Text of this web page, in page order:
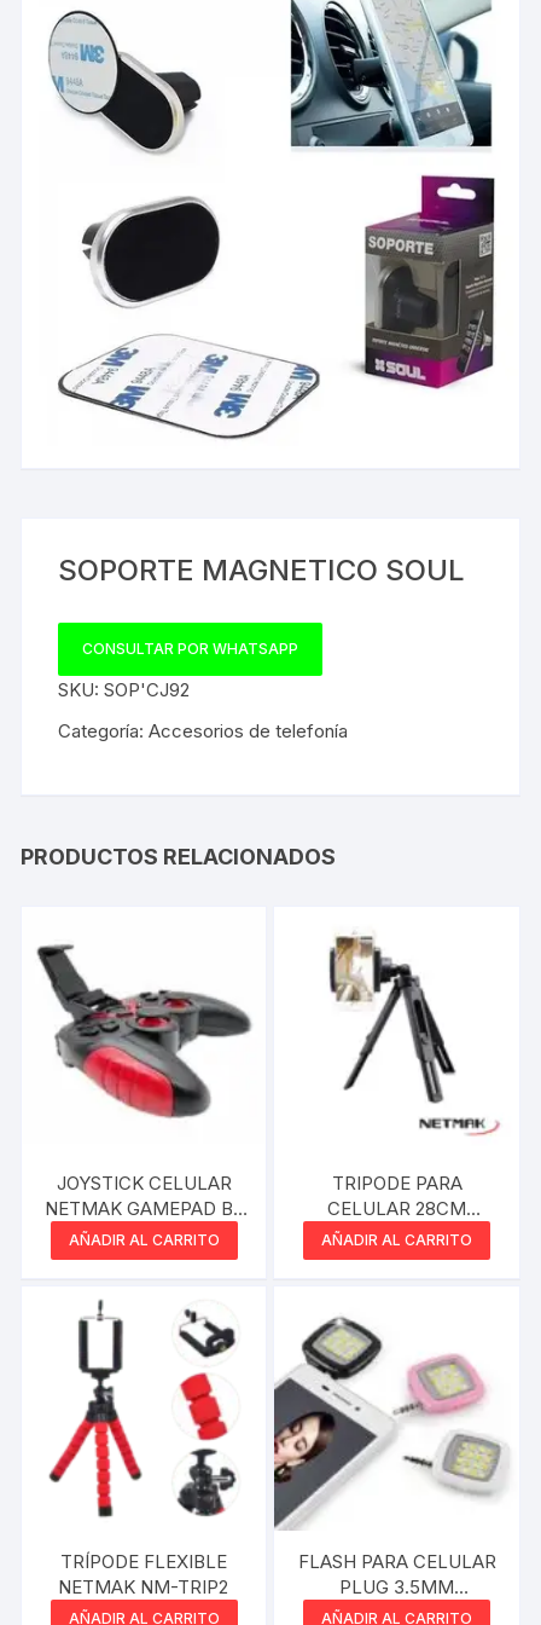
SOPORTE MAGNETICO SOUL
CONSULTAR POR WHATSAPP
SKU:SOP'CJ92
Categoría:Accesorios de telefonía
PRODUCTOS RELACIONADOS
JOYSTICK CELULAR
NETMAK GAMEPAD BT
3 EN 1
AÑADIR AL CARRITO
TRIPODE PARA
CELULAR 28CM
NETMAK NM-TRIP4
AÑADIR AL CARRITO
TRÍPODE FLEXIBLE
NETMAK NM-TRIP2
AÑADIR AL CARRITO
FLASH PARA CELULAR
PLUG 3.5MM
RECARGABLE
AÑADIR AL CARRITO